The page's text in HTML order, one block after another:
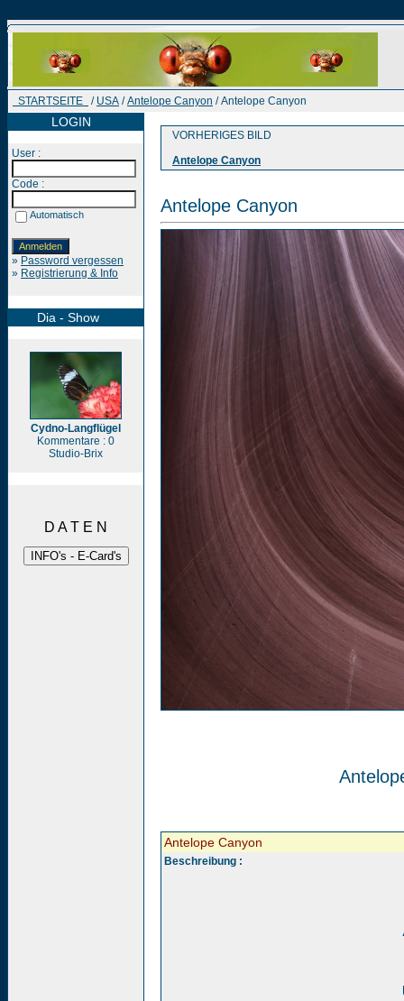
STARTSEITE / USA /Antelope Canyon / Antelope Canyon
LOGIN
User :
Code :
Automatisch
» Password vergessen
» Registrierung & Info
Dia - Show
Cydno-Langflügel
Kommentare : 0
Studio-Brix
D A T E N
VORHERIGES BILD
Antelope Canyon
Antelope Canyon
Antelope Canyon
Beschreibung :